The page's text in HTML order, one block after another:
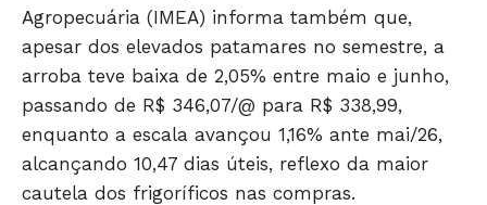
JUNTE-SE NO WHATSAPP
HOME
POLÍTICA
Agropecuária (IMEA) informa também que,
apesar dos elevados patamares no semestre, a
arroba teve baixa de 2,05% entre maio e junho,
passando de R$ 346,07/@ para R$ 338,99,
enquanto a escala avançou 1,16% ante mai/26,
alcançando 10,47 dias úteis, reflexo da maior
cautela dos frigoríficos nas compras.